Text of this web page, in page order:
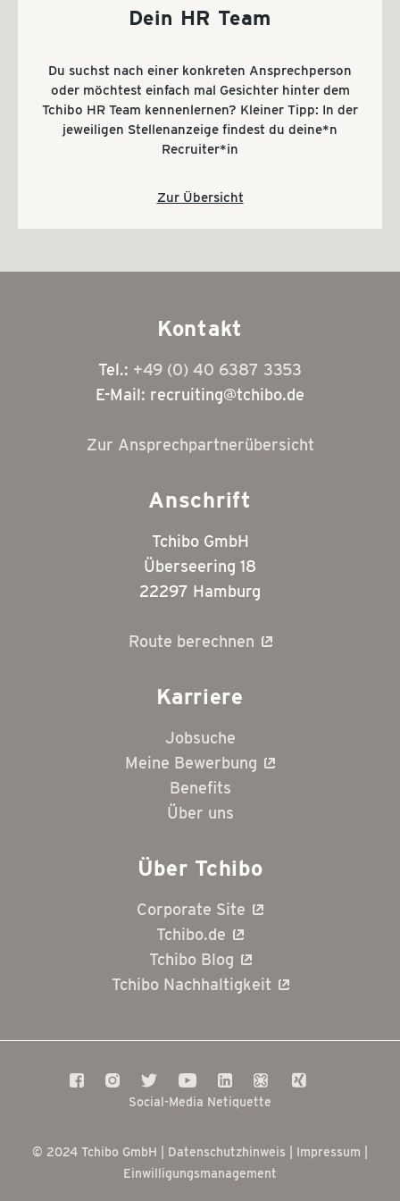
Dein HR Team
Du suchst nach einer konkreten Ansprechperson
oder möchtest einfach mal Gesichter hinter dem
Tchibo HR Team kennenlernen? Kleiner Tipp: In der
jeweiligen Stellenanzeige findest du deine*n
Recruiter*in
Zur Übersicht
Kontakt
Tel.: +49 (0) 40 6387 3353
E-Mail: recruiting@tchibo.de
Zur Ansprechpartnerübersicht
Anschrift
Tchibo GmbH
Überseering 18
22297 Hamburg
Route berechnen
Karriere
Jobsuche
Meine Bewerbung
Benefits
Über uns
Über Tchibo
Corporate Site
Tchibo.de
Tchibo Blog
Tchibo Nachhaltigkeit
Social-Media Netiquette
© 2024 Tchibo GmbH | Datenschutzhinweis Impressum
Einwilligungsmanagement